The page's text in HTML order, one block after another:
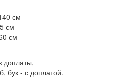
см
см
см
доплаты,
бук - с доплатой.